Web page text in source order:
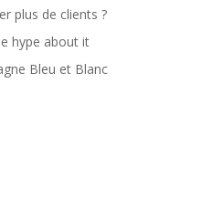
plus de clients ?
hype about it
Bleu et Blanc